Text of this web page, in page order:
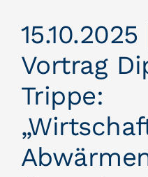
Vortrag
Trippe: